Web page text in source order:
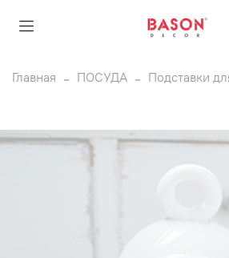
Главная ПОСУДА Подставки